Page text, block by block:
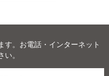
す。お電話・インターネット
い。